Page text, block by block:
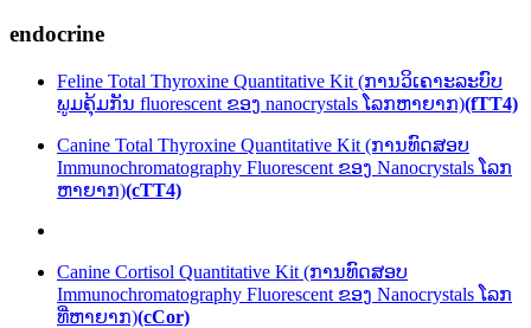
endocrine
Feline Total Thyroxine Quantitative Kit (ການວິເຄາະລະບົບ
ພູມຄຸ້ມກັນ fluorescent ຂອງ nanocrystals ໂລກຫາຍາກ)(fTT4)
Canine Total Thyroxine Quantitative Kit (ການ​ທົດ​ສອບ
Immunochromatography Fluorescent ຂອງ Nanocrystals ໂລກ​
ຫາ​ຍາກ​)(cTT4)
Canine Cortisol Quantitative Kit (ການ​ທົດ​ສອບ
Immunochromatography Fluorescent ຂອງ Nanocrystals ໂລກ​
ທີ່​ຫາ​ຍາກ​)(cCor)